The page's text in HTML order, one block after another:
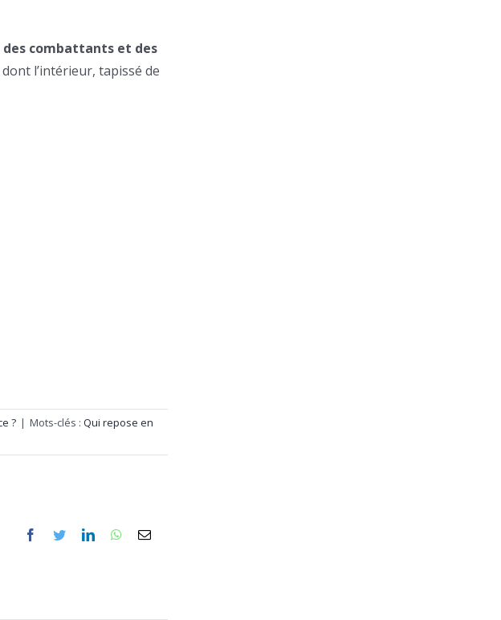
combattants et des
dont l’intérieur, tapissé de
? | Mots-clés : Qui repose en
Facebook
TwitterLinkedInWhatsApp
Email